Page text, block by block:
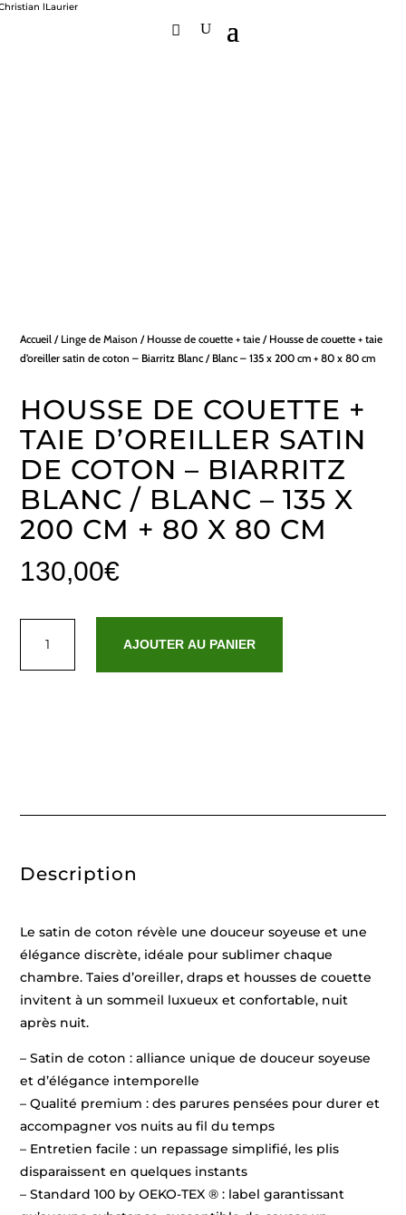
Accueil / Linge de Maison / Housse de couette + taie / Housse de couette + taie
d’oreiller satin de coton – Biarritz Blanc / Blanc – 135 x 200 cm + 80 x 80 cm
HOUSSE DE COUETTE +
TAIE D’OREILLER SATIN
DE COTON – BIARRITZ
BLANC / BLANC – 135 X
200 CM + 80 X 80 CM
130,00€
Housse
/
x
200
x
80
AJOUTER AU PANIER
Description
Le satin de coton révèle une douceur soyeuse et une
élégance discrète, idéale pour sublimer chaque
chambre. Taies d’oreiller, draps et housses de couette
invitent à un sommeil luxueux et confortable, nuit
après nuit.
– Satin de coton : alliance unique de douceur soyeuse
et d’élégance intemporelle
– Qualité premium : des parures pensées pour durer et
accompagner vos nuits au fil du temps
– Entretien facile : un repassage simplifié, les plis
disparaissent en quelques instants
– Standard 100 by OEKO-TEX ® : label garantissant